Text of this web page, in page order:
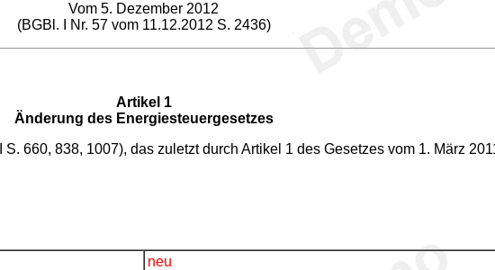
Vom 5. Dezember 2012
(BGBl. I Nr. 57 vom 11.12.2012 S. 2436)
Artikel 1
Änderung des Energiesteuergesetzes
660, 838, 1007), das zuletzt durch Artikel 1 des Gesetzes vom 1. März
neu